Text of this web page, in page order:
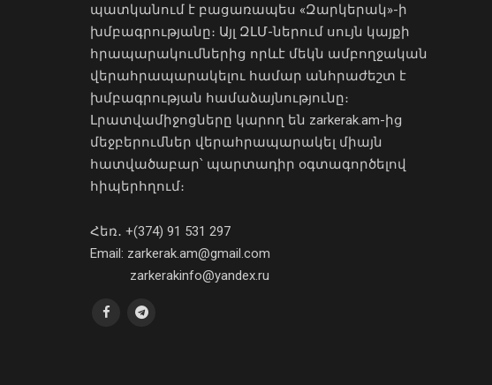
պատկանում է բացառապես «Զարկերակ»-ի
խմբագրությանը։ Այլ ԶԼՄ-ներում սույն կայքի
հրապարակումներից որևէ մեկն ամբողջական
վերահրապարակելու համար անհրաժեշտ է
խմբագրության համաձայնությունը։
Լրատվամիջոցները կարող են zarkerak.am-ից
մեջբերումներ վերահրապարակել միայն
հատվածաբար՝ պարտադիր օգտագործելով
հիպերհղում։
Հեռ․ +(374) 91 531 297
Email: zarkerak.am@gmail.com
zarkerakinfo@yandex.ru